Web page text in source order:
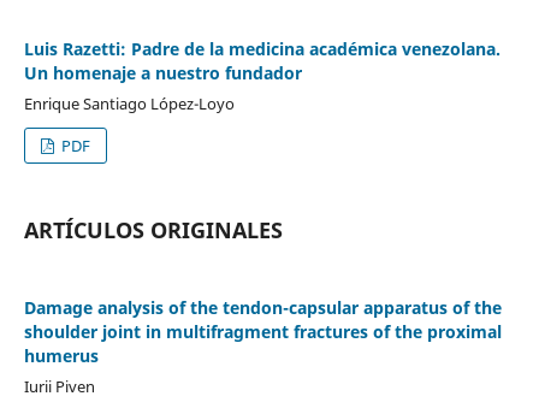
Luis Razetti: Padre de la medicina académica venezolana.
Un homenaje a nuestro fundador
Enrique Santiago López-Loyo
PDF
ARTÍCULOS ORIGINALES
Damage analysis of the tendon-capsular apparatus of the
shoulder joint in multifragment fractures of the proximal
humerus
Iurii Piven